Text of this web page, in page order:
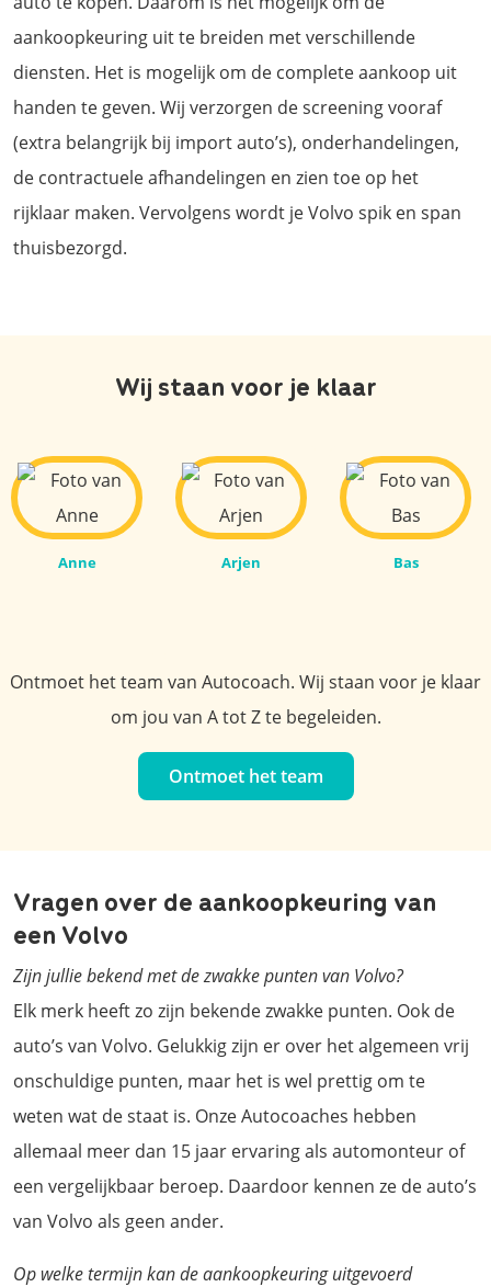
aankoopkeuring uit te breiden met verschillende
diensten. Het is mogelijk om de complete aankoop uit
handen te geven. Wij verzorgen de screening vooraf
(extra belangrijk bij import auto’s), onderhandelingen,
de contractuele afhandelingen en zien toe op het
rijklaar maken. Vervolgens wordt je Volvo spik en span
thuisbezorgd.
Wij staan voor je klaar
Anne Arjen Bas
Ontmoet het team van Autocoach. Wij staan voor je klaar
om jou van A tot Z te begeleiden.
Ontmoet het team
Vragen over de aankoopkeuring van
een Volvo
Zijn jullie bekend met de zwakke punten van Volvo?
Elk merk heeft zo zijn bekende zwakke punten. Ook de
auto’s van Volvo. Gelukkig zijn er over het algemeen vrij
onschuldige punten, maar het is wel prettig om te
weten wat de staat is. Onze Autocoaches hebben
allemaal meer dan 15 jaar ervaring als automonteur of
een vergelijkbaar beroep. Daardoor kennen ze de auto’s
van Volvo als geen ander.
Op welke termijn kan de aankoopkeuring uitgevoerd